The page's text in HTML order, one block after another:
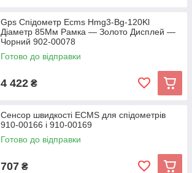
Gps Спідометр Ecms Hmg3-Bg-120Kl
Діаметр 85Мм Рамка — Золото Дисплей —
Чорний 902-00078
Готово до відправки
4 422 ₴
Сенсор швидкості ECMS для спідометрів
910-00166 і 910-00169
Готово до відправки
707 ₴